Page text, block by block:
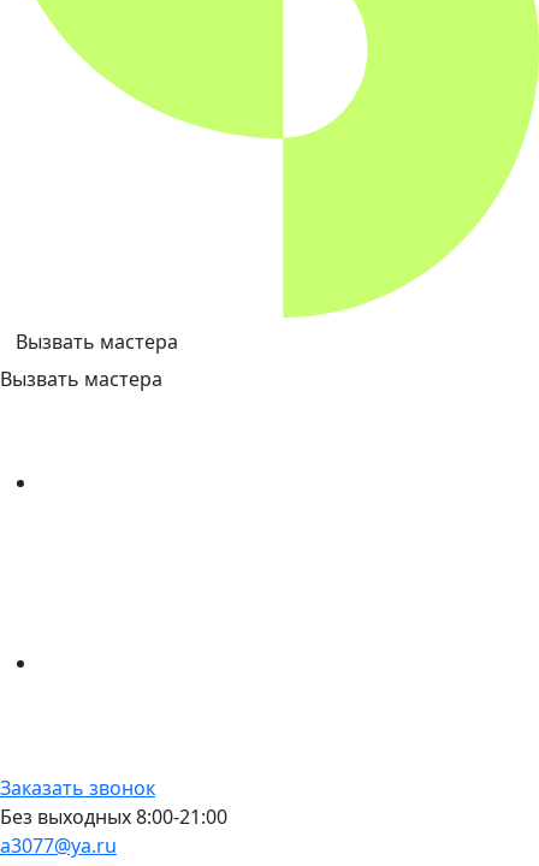
Вызвать мастера
Вызвать мастера
Заказать звонок
Без выходных 8:00-21:00
a3077@ya.ru